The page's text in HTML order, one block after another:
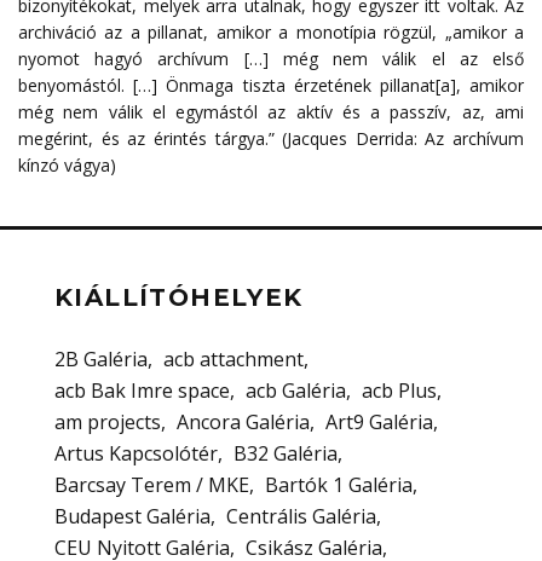
bizonyítékokat, melyek arra utalnak, hogy egyszer itt voltak. Az
archiváció az a pillanat, amikor a monotípia rögzül, „amikor a
nyomot hagyó archívum […] még nem válik el az első
benyomástól. […] Önmaga tiszta érzetének pillanat[a], amikor
még nem válik el egymástól az aktív és a passzív, az, ami
megérint, és az érintés tárgya.” (Jacques Derrida: Az archívum
kínzó vágya)
KIÁLLÍTÓHELYEK
2B Galéria
acb attachment
acb Bak Imre space
acb Galéria
acb Plus
am projects
Ancora Galéria
Art9 Galéria
Artus Kapcsolótér
B32 Galéria
Barcsay Terem / MKE
Bartók 1 Galéria
Budapest Galéria
Centrális Galéria
CEU Nyitott Galéria
Csikász Galéria